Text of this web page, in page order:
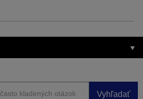
Vyhľadať